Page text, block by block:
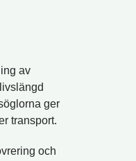
av
ger
transport.
och